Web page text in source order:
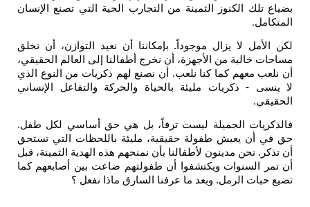
تلك الكنوز الثمينة من التجارب الحية التي تصنع الإنسان
لا يزال موجوداً. بإمكاننا أن نعيد التوازن، أن نخلق
خالية من الأجهزة، أن نخرج أطفالنا إلى العالم الحقيقي،
معهم كما كنا نلعب. أن نصنع لهم ذكريات من النوع الذي
- ذكريات مليئة بالحياة والحركة والتفاعل الإنساني
الجميلة ليست ترفاً، بل هي حق أساسي لكل طفل.
أن يعيش طفولة حقيقية، مليئة باللحظات التي تستحق
نحن مدينون لأطفالنا بأن نمنحهم هذه الهدية الثمينة، قبل
السنوات ويكتشفوا أن طفولتهم ضاعت بين أصابعهم كما
الرمل. وبعد ما عرفنا السارق ماذا نفعل ؟